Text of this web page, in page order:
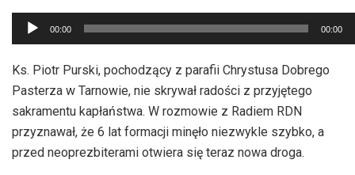
Odtwarzacz
plików
dźwiękowych
00:00 00:00
Ks. Piotr Purski, pochodzący z parafii Chrystusa Dobrego
Pasterza w Tarnowie, nie skrywał radości z przyjętego
sakramentu kapłaństwa. W rozmowie z Radiem RDN
przyznawał, że 6 lat formacji minęło niezwykle szybko, a
przed neoprezbiterami otwiera się teraz nowa droga.